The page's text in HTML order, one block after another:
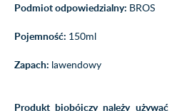
Podmiot odpowiedzialny: BROS
Pojemność: 150ml
Zapach: lawendowy
Produkt biobójczy należy